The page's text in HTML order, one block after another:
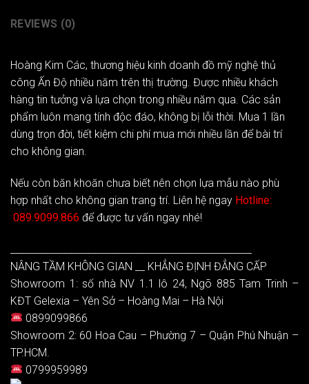
REVIEWS (0)
Hoàng Kim Các, thương hiệu kinh doanh đồ mỹ nghệ thủ
công Ấn Độ nhiều năm trên thị trường. Được nhiều khách
hàng tin tưởng và lựa chọn trong nhiều năm qua. Các sản
phẩm luôn mang tính độc đáo, không bị lỗi thời. Mua 1 lần
dùng trọn đời, tiết kiệm chi phí mua mới nhiều lần để bài trí
cho không gian.
Nếu còn băn khoăn chưa biết nên chọn lựa mẫu nào phù
hợp nhất cho không gian trang trí. Liên hệ ngay Hotline:
089.9099.866 để được tư vấn ngay nhé!
NÂNG TẦM KHÔNG GIAN __ KHẲNG ĐỊNH ĐẲNG CẤP
Showroom 1: số nhà NV 1.1 lô 24, Ngõ 885 Tam Trinh –
KĐT Gelexia – Yên Sở – Hoàng Mai – Hà Nội
0899099866
Showroom 2: 60 Hoa Cau – Phường 7 – Quận Phú Nhuận –
TP.HCM.
0799959989